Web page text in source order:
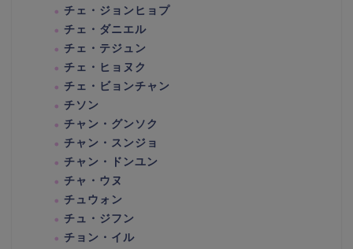
チェ・ジョンヒョプ
チェ・ダニエル
チェ・テジュン
チェ・ヒョヌク
チェ・ビョンチャン
チソン
チャン・グンソク
チャン・スンジョ
チャン・ドンユン
チャ・ウヌ
チュウォン
チュ・ジフン
チョン・イル